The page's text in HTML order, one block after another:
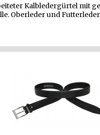
Kalbledergürtel mit
Oberleder und